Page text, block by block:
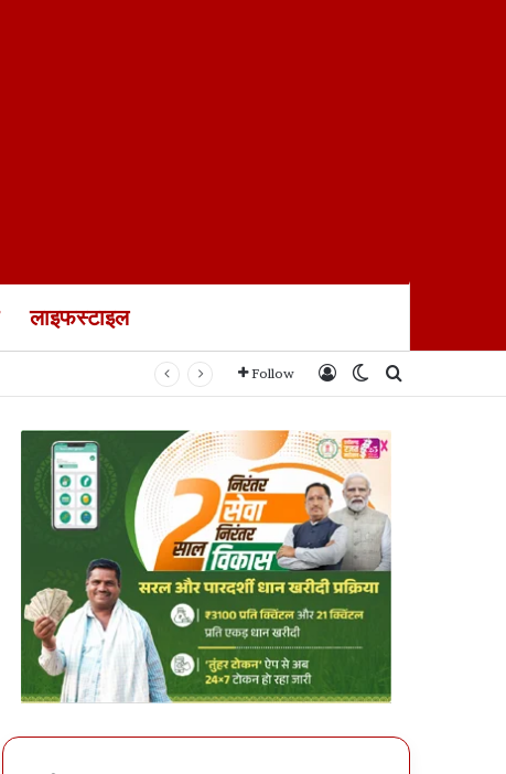
लाइफस्टाइल
Follow Log InSwitch skin